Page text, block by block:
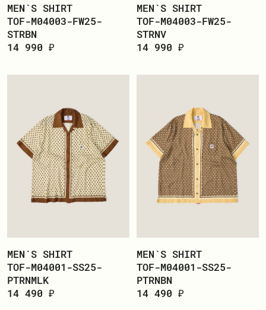
MEN`S SHIRT
TOF-M04003-FW25-
STRBN
14 990 ₽
MEN`S SHIRT
TOF-M04003-FW25-
STRNV
14 990 ₽
MEN`S SHIRT
TOF-M04001-SS25-
PTRNMLK
14 490 ₽
MEN`S SHIRT
TOF-M04001-SS25-
PTRNBN
14 490 ₽